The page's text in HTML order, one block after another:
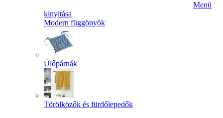
Menü
kinyitása
Modern függönyök
Ülőpárnák
Törölközők és fürdőlepedők